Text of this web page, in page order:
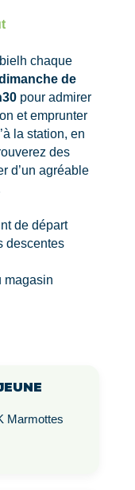
chaque
de
pour admirer
et emprunter
la station, en
des
d’un agréable
de départ
descentes
magasin
Marmottes